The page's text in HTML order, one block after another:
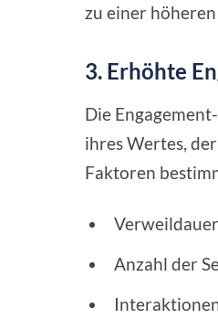
zu einer
3. Erhöhte
Die
ihres Wertes,
Faktoren
Anzahl der